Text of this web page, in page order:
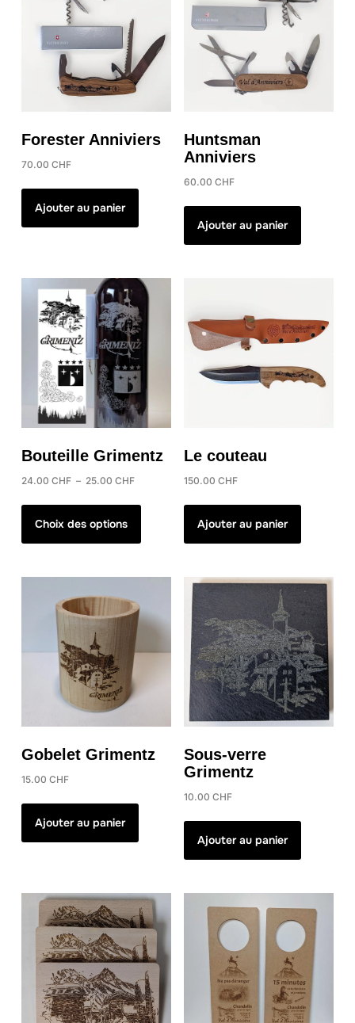
choisies
sur
la
Forester Anniviers
70.00 CHF
Ajouter au panier
Huntsman
Anniviers
60.00 CHF
Ajouter au panier
Bouteille Grimentz
24.00 CHF – 25.00 CHFPlage
à
Choix des options
Ce
a
variations.
options
du
Le couteau
150.00 CHF
Ajouter au panier
Gobelet Grimentz
15.00 CHF
Ajouter au panier
Sous-verre
Grimentz
10.00 CHF
Ajouter au panier